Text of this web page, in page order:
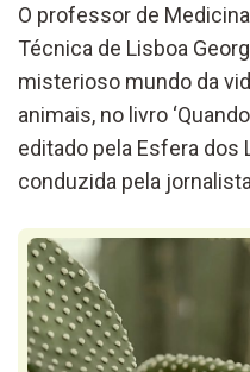
O professor de
Técnica de Lisboa
misterioso mundo da
animais, no livro
editado pela Esfera dos
conduzida pela